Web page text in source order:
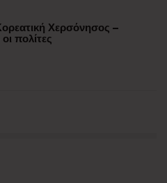
Χερσόνησος –
πολίτες